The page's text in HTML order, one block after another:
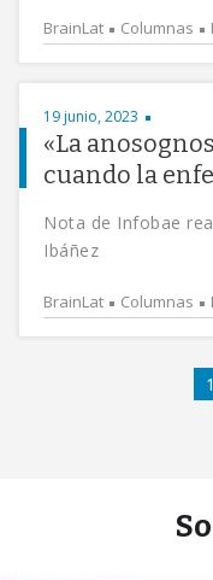
BrainLat Columnas
19 junio, 2023
«La
cuando la
Nota de Infobae
Ibáñez
BrainLat Columnas
1